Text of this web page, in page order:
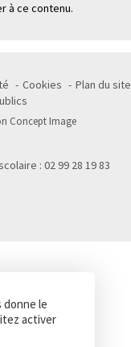
à ce contenu.
Cookies
Plan du site
Concept Image
: 02 99 28 19 83
donne le
activer